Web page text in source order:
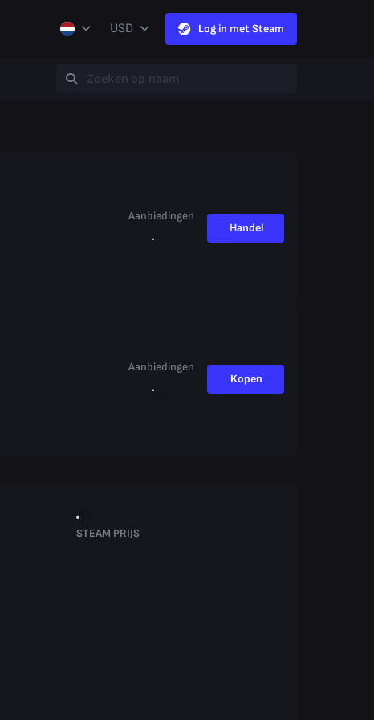
USD
Log in met Steam
Aanbiedingen
Handel
Aanbiedingen
Kopen
STEAM PRIJS